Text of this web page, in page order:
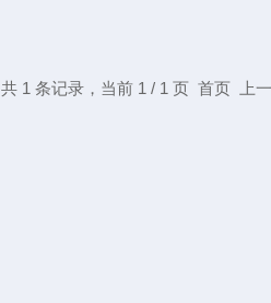
共 1 条记录，当前 1 / 1 页 首页 上